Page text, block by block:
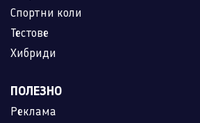
Спортни коли
Тестове
Хибриди
ПОЛЕЗНО
Реклама